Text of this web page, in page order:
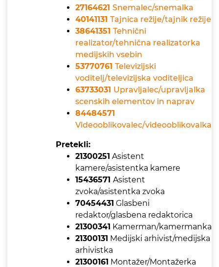
27164621 Snemalec/snemalka
40141131 Tajnica režije/tajnik režije
38641351 Tehnični
realizator/tehnična realizatorka
medijskih vsebin
53770761 Televizijski
voditelj/televizijska voditeljica
63733031 Upravljalec/upravljalka
scenskih elementov in naprav
84484571
Videooblikovalec/videooblikovalka
Pretekli:
21300251 Asistent
kamere/asistentka kamere
15436571 Asistent
zvoka/asistentka zvoka
70454431 Glasbeni
redaktor/glasbena redaktorica
21300341 Kamerman/kamermanka
21300131 Medijski arhivist/medijska
arhivistka
21300161 Montažer/Montažerka